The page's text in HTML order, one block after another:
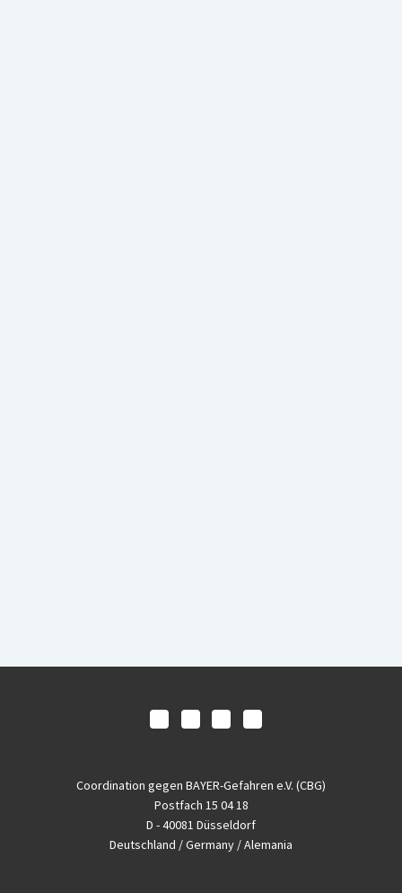
Coordination gegen BAYER-Gefahren e.V. (CBG)
Postfach 15 04 18
D - 40081 Düsseldorf
Deutschland / Germany / Alemania